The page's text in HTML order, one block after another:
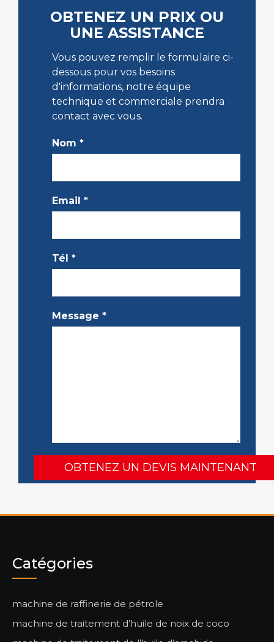
OBTENEZ UN PRIX OU
UNE ASSISTANCE
Vous pouvez remplir le formulaire ci-
dessous pour vos besoins
d'informations, notre équipe
technique et commerciale prendra
contact avec vous.
Nom *
Email *
Tél *
Message *
Catégories
machine de raffinerie de pétrole
machine de traitement d’huile de noix de coco